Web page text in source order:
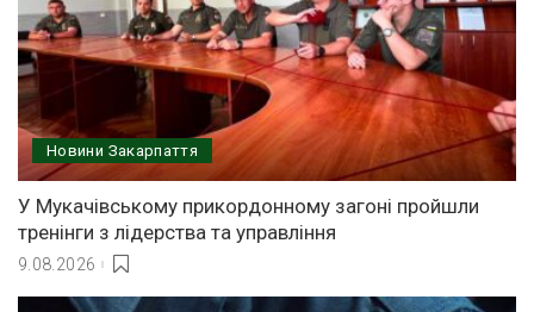
Новини Закарпаття
У Мукачівському прикордонному загоні пройшли
тренінги з лідерства та управління
9.08.2026